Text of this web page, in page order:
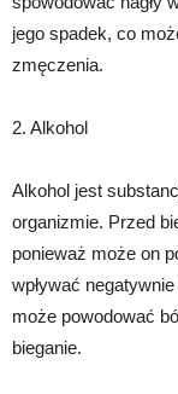
jego spadek, co
zmęczenia.
2. Alkohol
Alkohol jest
organizmie. Przed
ponieważ może on
wpływać
może powodować
bieganie.